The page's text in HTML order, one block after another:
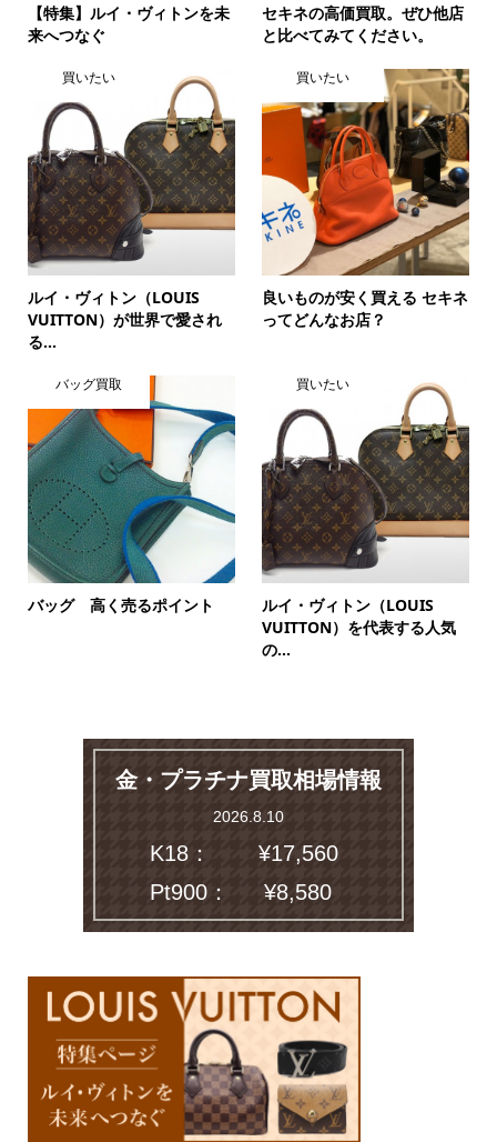
【特集】ルイ・ヴィトンを未
来へつなぐ
セキネの高価買取。ぜひ他店
と比べてみてください。
買いたい
ルイ・ヴィトン（LOUIS
VUITTON）が世界で愛され
る...
買いたい
良いものが安く買える セキネ
ってどんなお店？
バッグ買取
バッグ 高く売るポイント
買いたい
ルイ・ヴィトン（LOUIS
VUITTON）を代表する人気
の...
金・プラチナ買取相場情報
2026.8.10
K18：
¥17,560
Pt900：
¥8,580